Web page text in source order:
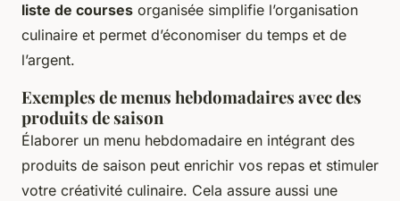
liste de courses organisée simplifie l’organisation
culinaire et permet d’économiser du temps et de
l’argent.
Exemples de menus hebdomadaires avec des
produits de saison
Élaborer un menu hebdomadaire en intégrant des
produits de saison peut enrichir vos repas et stimuler
votre créativité culinaire. Cela assure aussi une